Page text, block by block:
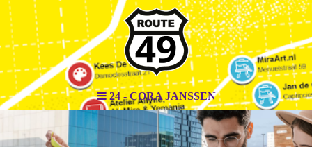
24 - CORA JANSSEN